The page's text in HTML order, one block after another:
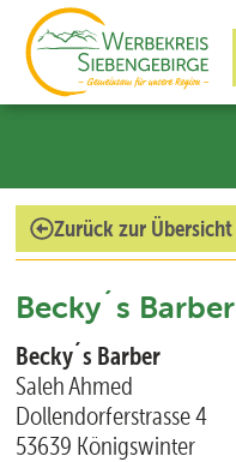
Zurück zur Übersicht
Becky´s Barber
Becky´s Barber
Saleh Ahmed
Dollendorferstrasse 4
53639 Königswinter